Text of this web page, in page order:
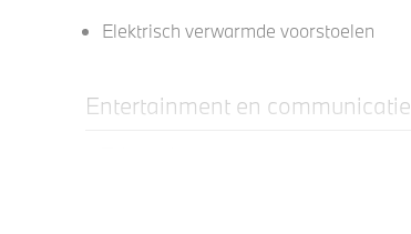
Elektrisch verwarmde voorstoelen
Entertainment en communicatie